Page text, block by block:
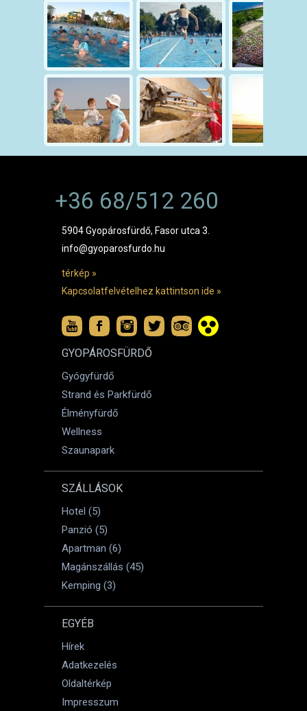
+36 68/512 260
5904 Gyopárosfürdő, Fasor utca 3.
info@gyoparosfurdo.hu
térkép »
Kapcsolatfelvételhez kattintson ide »
GYOPÁROSFÜRDŐ
Gyógyfürdő
Strand és Parkfürdő
Élményfürdő
Wellness
Szaunapark
SZÁLLÁSOK
Hotel (5)
Panzió (5)
Apartman (6)
Magánszállás (45)
Kemping (3)
EGYÉB
Hírek
Adatkezelés
Oldaltérkép
Impresszum